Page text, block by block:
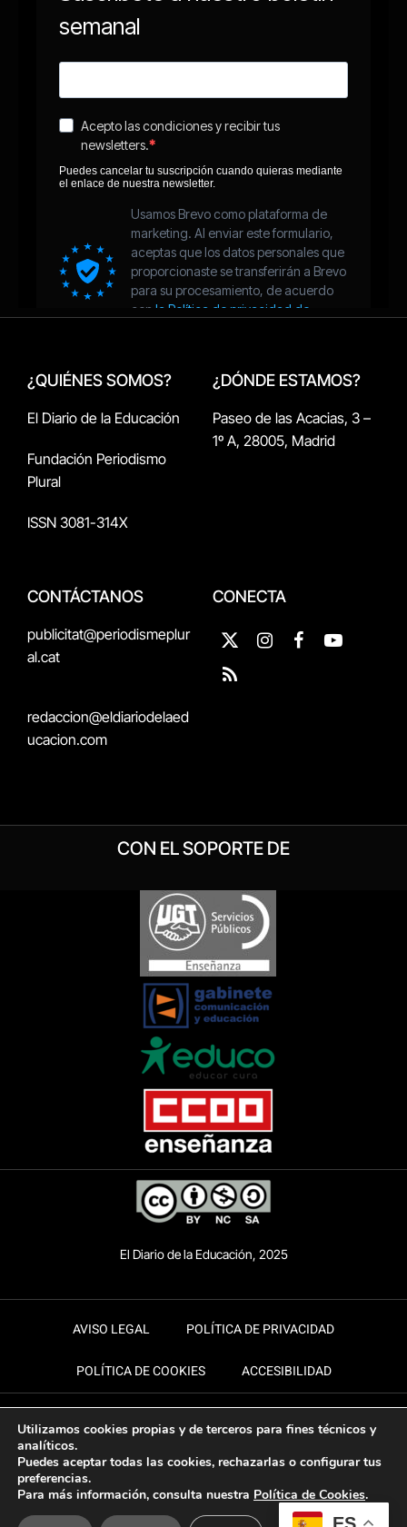
¿QUIÉNES SOMOS?
El Diario de la Educación
Fundación Periodismo
Plural
ISSN 3081-314X
¿DÓNDE ESTAMOS?
Paseo de las Acacias, 3 –
1º A, 28005, Madrid
CONTÁCTANOS
publicitat@periodismeplur
al.cat
redaccion@eldiariodelaed
ucacion.com
CONECTA
X
(Twitter)
InstagramFacebookYouTube
RSS
CON EL SOPORTE DE
El Diario de la Educación, 2025
AVISO LEGAL POLÍTICA DE PRIVACIDAD
POLÍTICA DE COOKIES ACCESIBILIDAD
Utilizamos cookies propias y de terceros para fines técnicos y
analíticos.
Puedes aceptar todas las cookies, rechazarlas o configurar tus
preferencias.
Para más información, consulta nuestra Política de Cookies.